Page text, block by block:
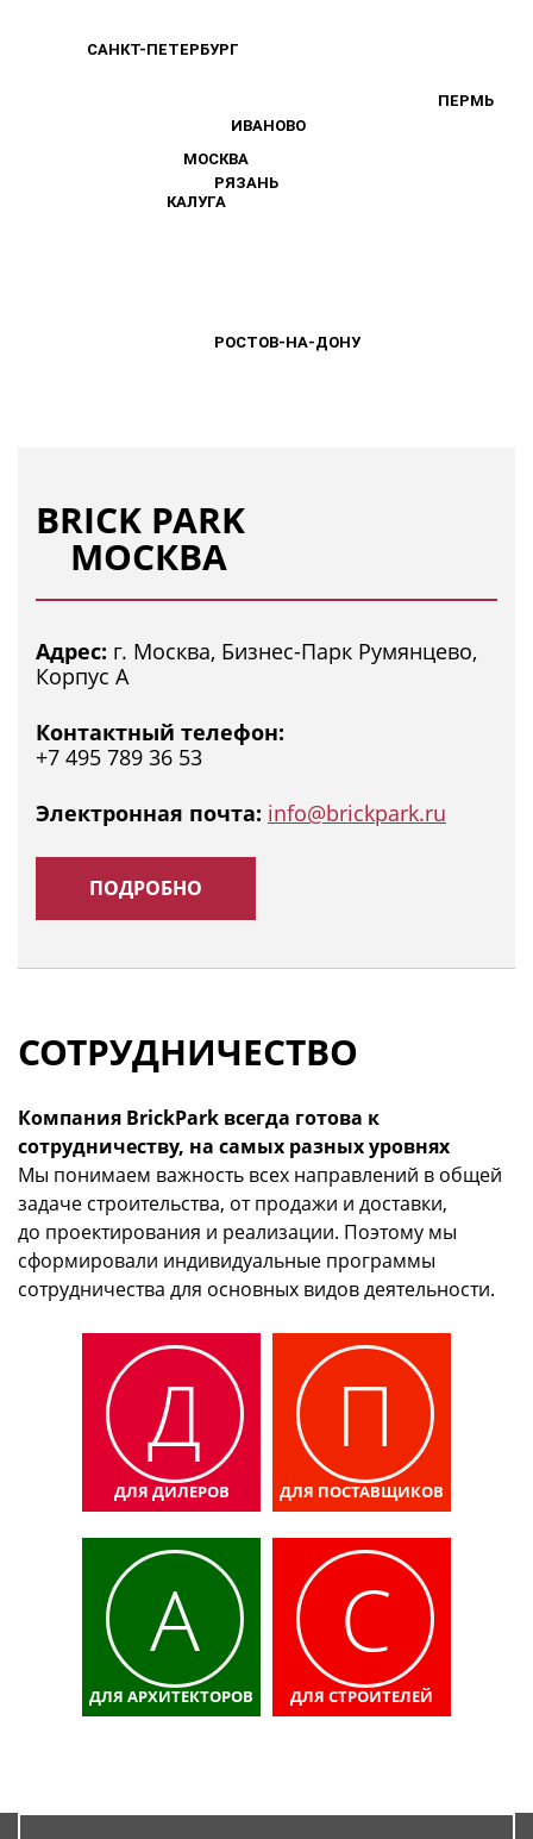
МОСКВА
САНКТ-ПЕТЕРБУРГ
ИВАНОВО
КАЛУГА
ПЕРМЬ
РОСТОВ-НА-ДОНУ
РЯЗАНЬ
МОСКВА
САНКТ-ПЕТЕРБУРГ
ИВАНОВО
КАЛУГА
ПЕРМЬ
РОСТОВ-НА-ДОНУ
РЯЗАНЬ
BRICK PARK
МОСКВА
Адрес: г. Москва, Бизнес-Парк Румянцево,
Корпус А
Контактный телефон:
+7 495 789 36 53
Электронная почта: info@brickpark.ru
ПОДРОБНО
СОТРУДНИЧЕСТВО
Компания BrickPark всегда готова к
сотрудничеству, на самых разных уровнях
Мы понимаем важность всех направлений в общей
задаче строительства, от продажи и доставки,
до проектирования и реализации. Поэтому мы
сформировали индивидуальные программы
сотрудничества для основных видов деятельности.
ДЛЯ ДИЛЕРОВ
Д
ДЛЯ ПОСТАВЩИКОВ
П
ДЛЯ АРХИТЕКТОРОВ
А
ДЛЯ СТРОИТЕЛЕЙ
С